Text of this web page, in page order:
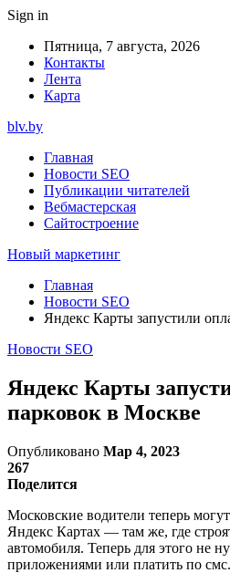
Sign in
Пятница, 7 августа, 2026
Контакты
Лента
Карта
blv.by
Главная
Новости SEO
Публикации читателей
Вебмастерская
Сайтостроение
Новый маркетинг
Главная
Новости SEO
Яндекс Карты запустили
Новости SEO
Яндекс Карты
парковок в Москве
Опубликовано Мар 4, 2023
267
Поделится
Московские водители теперь
Яндекс Картах — там же, где
автомобиля. Теперь для этого не
приложениями или платить по смс.